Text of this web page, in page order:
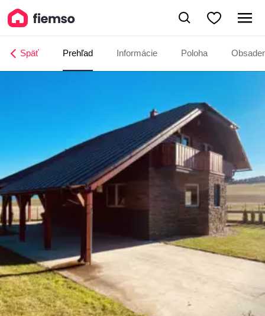
Späť Prehľad Informácie Poloha